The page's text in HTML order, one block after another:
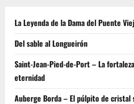
La Leyenda de la Dama del Puente
Del sable al Longueirón
Saint-Jean-Pied-de-Port – La
eternidad
Auberge Borda – El púlpito de cristal